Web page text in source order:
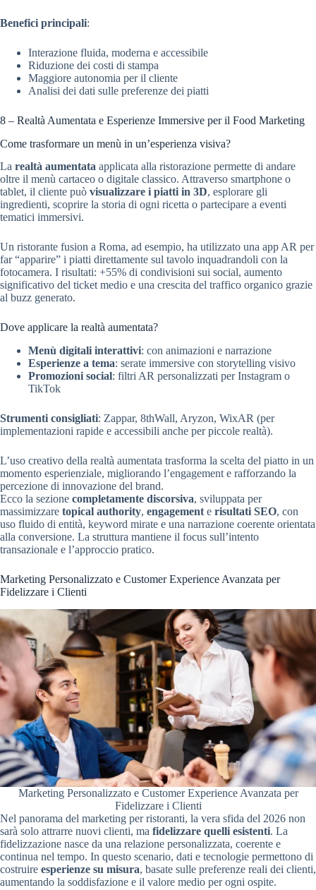
Benefici principali:
Interazione fluida, moderna e accessibile
Riduzione dei costi di stampa
Maggiore autonomia per il cliente
Analisi dei dati sulle preferenze dei piatti
8 – Realtà Aumentata e Esperienze Immersive per il Food Marketing
Come trasformare un menù in un’esperienza visiva?
La realtà aumentata applicata alla ristorazione permette di andare
oltre il menù cartaceo o digitale classico. Attraverso smartphone o
tablet, il cliente può visualizzare i piatti in 3D, esplorare gli
ingredienti, scoprire la storia di ogni ricetta o partecipare a eventi
tematici immersivi.
Un ristorante fusion a Roma, ad esempio, ha utilizzato una app AR per
far “apparire” i piatti direttamente sul tavolo inquadrandoli con la
fotocamera. I risultati: +55% di condivisioni sui social, aumento
significativo del ticket medio e una crescita del traffico organico grazie
al buzz generato.
Dove applicare la realtà aumentata?
Menù digitali interattivi: con animazioni e narrazione
Esperienze a tema: serate immersive con storytelling visivo
Promozioni social: filtri AR personalizzati per Instagram o
TikTok
Strumenti consigliati: Zappar, 8thWall, Aryzon, WixAR (per
implementazioni rapide e accessibili anche per piccole realtà).
L’uso creativo della realtà aumentata trasforma la scelta del piatto in un
momento esperienziale, migliorando l’engagement e rafforzando la
percezione di innovazione del brand.
Ecco la sezione completamente discorsiva, sviluppata per
massimizzare topical authority, engagement e risultati SEO, con
uso fluido di entità, keyword mirate e una narrazione coerente orientata
alla conversione. La struttura mantiene il focus sull’intento
transazionale e l’approccio pratico.
Marketing Personalizzato e Customer Experience Avanzata per
Fidelizzare i Clienti
Marketing Personalizzato e Customer Experience Avanzata per
Fidelizzare i Clienti
Nel panorama del marketing per ristoranti, la vera sfida del 2026 non
sarà solo attrarre nuovi clienti, ma fidelizzare quelli esistenti. La
fidelizzazione nasce da una relazione personalizzata, coerente e
continua nel tempo. In questo scenario, dati e tecnologie permettono di
costruire esperienze su misura, basate sulle preferenze reali dei clienti,
aumentando la soddisfazione e il valore medio per ogni ospite.